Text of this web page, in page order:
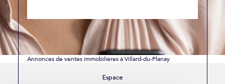
Annonces de ventes immobilières à Villard-du-Planay
Espace